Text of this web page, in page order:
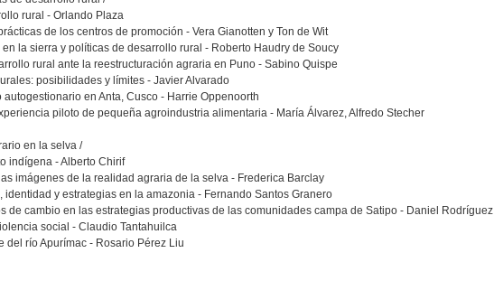
rural - Orlando Plaza
de los centros de promoción - Vera Gianotten y Ton de Wit
la sierra y políticas de desarrollo rural - Roberto Haudry de Soucy
rural ante la reestructuración agraria en Puno - Sabino Quispe
posibilidades y límites - Javier Alvarado
autogestionario en Anta, Cusco - Harrie Oppenoorth
piloto de pequeña agroindustria alimentaria - María Álvarez, Alfredo Stecher
en la selva /
indígena - Alberto Chirif
imágenes de la realidad agraria de la selva - Frederica Barclay
identidad y estrategias en la amazonia - Fernando Santos Granero
de cambio en las estrategias productivas de las comunidades campa de Satipo - Daniel Rodríguez
social - Claudio Tantahuilca
del río Apurímac - Rosario Pérez Liu